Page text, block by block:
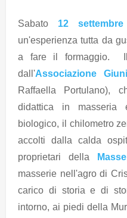
Sabato 12
un'esperienza tutta da
a fare il formaggio. Il
dall'Associazione
Raffaella Portulano),
didattica in masseria
biologico, il chilometro
accolti dalla calda
proprietari della
masserie nell'agro di
carico di storia e di
intorno, ai piedi della